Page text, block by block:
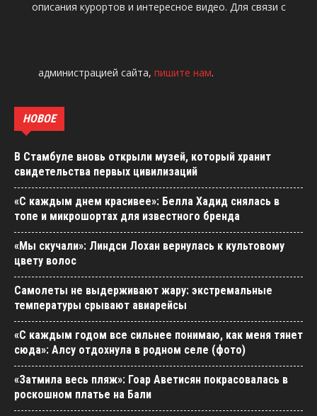
описания курортов и интересное видео. Для связи с
администрацией сайта, пишите нам.
НОВОЕ
В Стамбуле вновь открыли музей, который хранит
свидетельства первых цивилизаций
«С каждым днем красивее»: Белла Хадид снялась в
топе и микрошортах для известного бренда
«Мы скучали»: Линдси Лохан вернулась к культовому
цвету волос
Самолеты не выдерживают жару: экстремальные
температуры срывают авиарейсы
«С каждым годом все сильнее понимаю, как меня тянет
сюда»: Алсу отдохнула в родном селе (фото)
«Затмила весь пляж»: Гоар Аветисян покрасовалась в
роскошном платье на Бали